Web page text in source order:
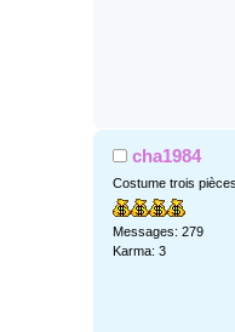
cha1984
Costume trois
Messages: 279
Karma: 3